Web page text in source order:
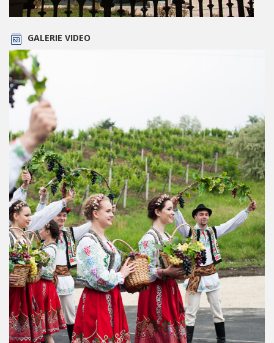
GALERIE VIDEO